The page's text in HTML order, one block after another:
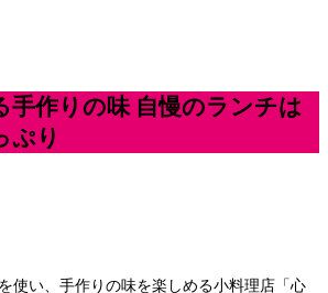
手作りの味 自慢のランチは
ぷり
使い、手作りの味を楽しめる小料理店「心